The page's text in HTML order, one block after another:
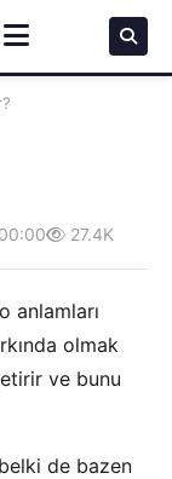
27.4K
anlamları
olmak
ve bunu
de bazen